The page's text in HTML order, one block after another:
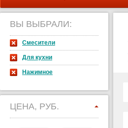
ВЫ ВЫБРАЛИ:
Смесители
Для кухни
Нажимное
ЦЕНА, РУБ.